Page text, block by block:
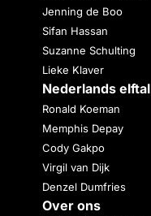
Jenning de Boo
Sifan Hassan
Suzanne Schulting
Lieke Klaver
Nederlands elftal
Ronald Koeman
Memphis Depay
Cody Gakpo
Virgil van Dijk
Denzel Dumfries
Over ons